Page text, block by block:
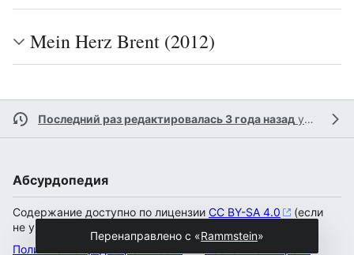
Mein Herz Brent (2012)
Последний раз редактировалась 3 года назад участником
Абсурдопедия
Содержание доступно по лицензии CC BY-SA 4.0
(если
не указано иное).
Политика конфиденциальности
Перенаправлено с «Rammstein»